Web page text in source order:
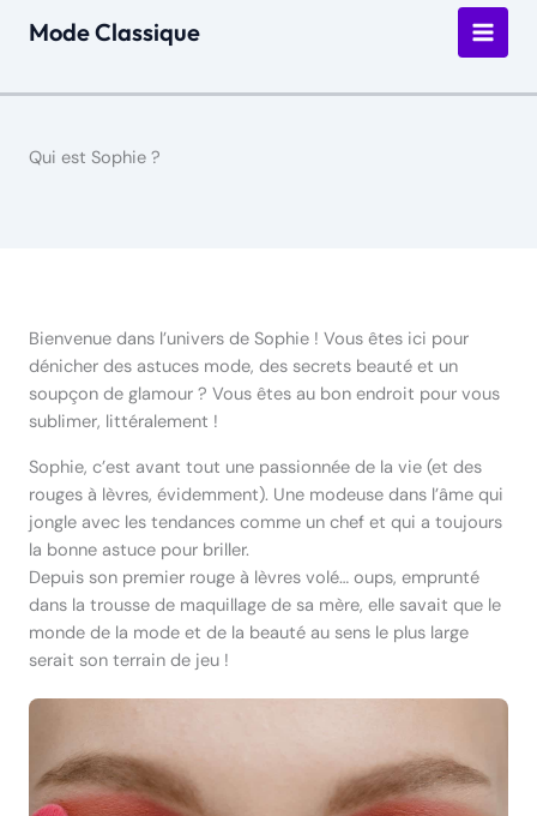
Mode Classique
Qui est Sophie ?
Bienvenue dans l’univers de Sophie ! Vous êtes ici pour
dénicher des astuces mode, des secrets beauté et un
soupçon de glamour ? Vous êtes au bon endroit pour vous
sublimer, littéralement !
Sophie, c’est avant tout une passionnée de la vie (et des
rouges à lèvres, évidemment). Une modeuse dans l’âme qui
jongle avec les tendances comme un chef et qui a toujours
la bonne astuce pour briller.
Depuis son premier rouge à lèvres volé… oups, emprunté
dans la trousse de maquillage de sa mère, elle savait que le
monde de la mode et de la beauté au sens le plus large
serait son terrain de jeu !